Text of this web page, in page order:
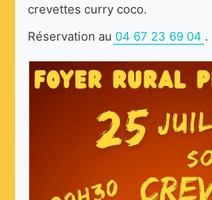
crevettes curry coco.
Réservation au 04 67 23 69 04 .